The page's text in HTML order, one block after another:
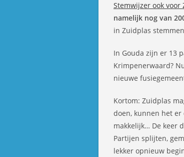
Stemwijzer ook voor
namelijk nog van
in Zuidplas
In Gouda zijn er 13
Krimpenerwaard?
nieuwe
Kortom: Zuidplas
doen, kunnen het er
makkelijk… De keer
Partijen splijten,
lekker opnieuw